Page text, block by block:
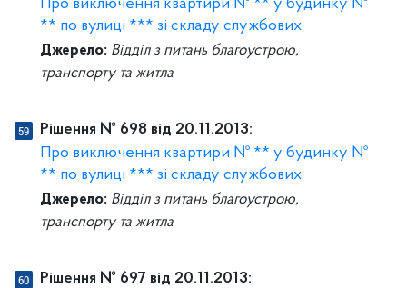
Про виключення квартири № ** у будинку №
** по вулиці *** зі складу службових
Джерело: Відділ з питань благоустрою,
транспорту та житла
Рішення № 698 від 20.11.2013:
Про виключення квартири № ** у будинку №
** по вулиці *** зі складу службових
Джерело: Відділ з питань благоустрою,
транспорту та житла
Рішення № 697 від 20.11.2013: